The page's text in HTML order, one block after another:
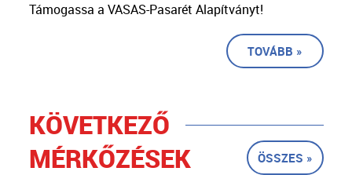
Támogassa a VASAS-Pasarét Alapítványt!
TOVÁBB »
KÖVETKEZŐ
MÉRKŐZÉSEK
ÖSSZES »